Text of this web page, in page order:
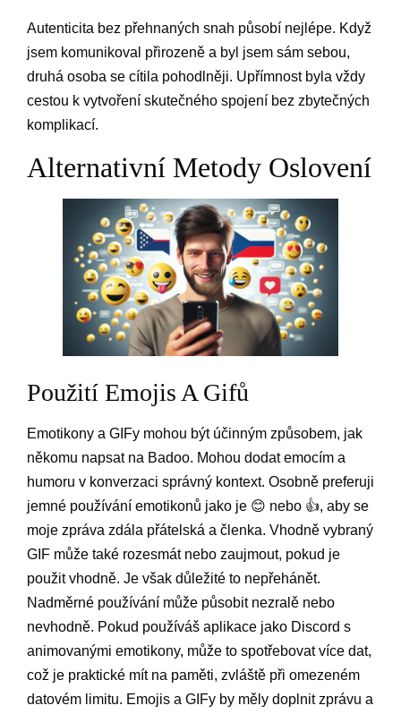
Autenticita bez přehnaných snah působí nejlépe. Když
jsem komunikoval přirozeně a byl jsem sám sebou,
druhá osoba se cítila pohodlněji. Upřímnost byla vždy
cestou k vytvoření skutečného spojení bez zbytečných
komplikací.
Alternativní Metody Oslovení
Použití Emojis A Gifů
Emotikony a GIFy mohou být účinným způsobem, jak
někomu napsat na Badoo. Mohou dodat emocím a
humoru v konverzaci správný kontext. Osobně preferuji
jemné používání emotikonů jako je 😊 nebo 👍, aby se
moje zpráva zdála přátelská a členka. Vhodně vybraný
GIF může také rozesmát nebo zaujmout, pokud je
použit vhodně. Je však důležité to nepřehánět.
Nadměrné používání může působit nezralě nebo
nevhodně. Pokud používáš aplikace jako Discord s
animovanými emotikony, může to spotřebovat více dat,
což je praktické mít na paměti, zvláště při omezeném
datovém limitu. Emojis a GIFy by měly doplnit zprávu a